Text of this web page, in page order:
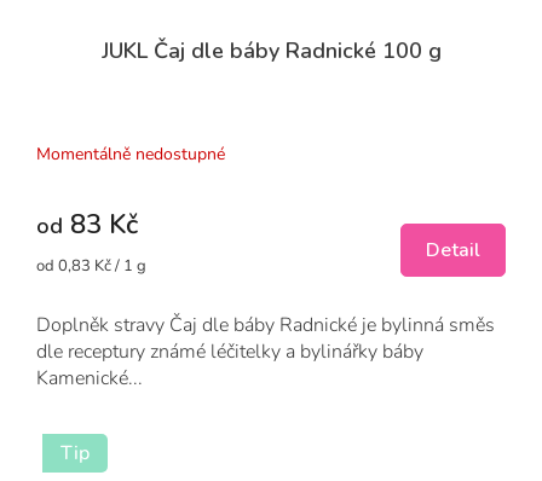
JUKL Čaj dle báby Radnické 100 g
produktu
z
hvězdiček.
Momentálně nedostupné
od 83 Kč
Měrná
od 0,83 Kč / 1 g
Detail
Doplněk stravy Čaj dle báby Radnické je bylinná směs
dle receptury známé léčitelky a bylinářky báby
Kamenické...
Tip